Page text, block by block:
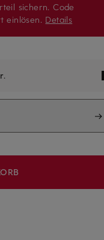
sichern. Code
einlösen. Details
.